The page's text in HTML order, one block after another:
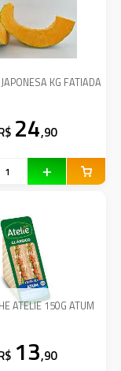
KG FATIADA
24,90
ATELIE 150G ATUM
13,90